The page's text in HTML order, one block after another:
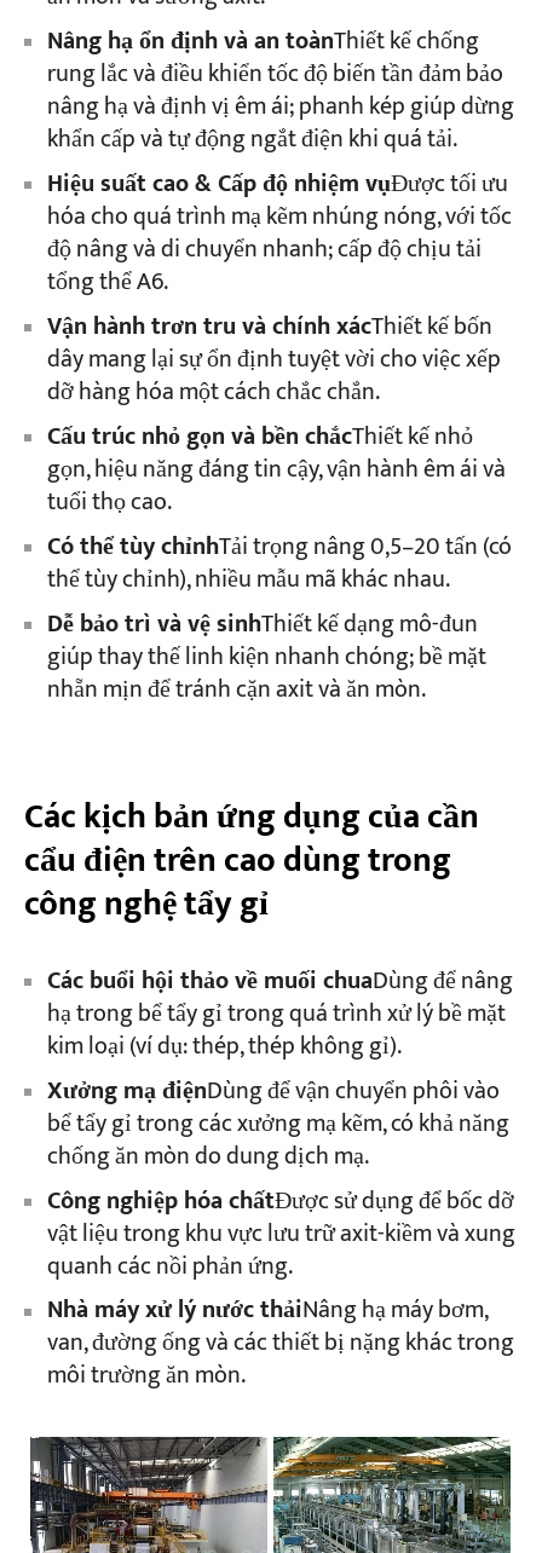
Nâng hạ ổn định và an toànThiết kế chống
rung lắc và điều khiển tốc độ biến tần đảm bảo
nâng hạ và định vị êm ái; phanh kép giúp dừng
khẩn cấp và tự động ngắt điện khi quá tải.
Hiệu suất cao & Cấp độ nhiệm vụĐược tối ưu
hóa cho quá trình mạ kẽm nhúng nóng, với tốc
độ nâng và di chuyển nhanh; cấp độ chịu tải
tổng thể A6.
Vận hành trơn tru và chính xácThiết kế bốn
dây mang lại sự ổn định tuyệt vời cho việc xếp
dỡ hàng hóa một cách chắc chắn.
Cấu trúc nhỏ gọn và bền chắcThiết kế nhỏ
gọn, hiệu năng đáng tin cậy, vận hành êm ái và
tuổi thọ cao.
Có thể tùy chỉnhTải trọng nâng 0,5–20 tấn (có
thể tùy chỉnh), nhiều mẫu mã khác nhau.
Dễ bảo trì và vệ sinhThiết kế dạng mô-đun
giúp thay thế linh kiện nhanh chóng; bề mặt
nhẵn mịn để tránh cặn axit và ăn mòn.
Các kịch bản ứng dụng của cần
cẩu điện trên cao dùng trong
công nghệ tẩy gỉ
Các buổi hội thảo về muối chuaDùng để nâng
hạ trong bể tẩy gỉ trong quá trình xử lý bề mặt
kim loại (ví dụ: thép, thép không gỉ).
Xưởng mạ điệnDùng để vận chuyển phôi vào
bể tẩy gỉ trong các xưởng mạ kẽm, có khả năng
chống ăn mòn do dung dịch mạ.
Công nghiệp hóa chấtĐược sử dụng để bốc dỡ
vật liệu trong khu vực lưu trữ axit-kiềm và xung
quanh các nồi phản ứng.
Nhà máy xử lý nước thảiNâng hạ máy bơm,
van, đường ống và các thiết bị nặng khác trong
môi trường ăn mòn.